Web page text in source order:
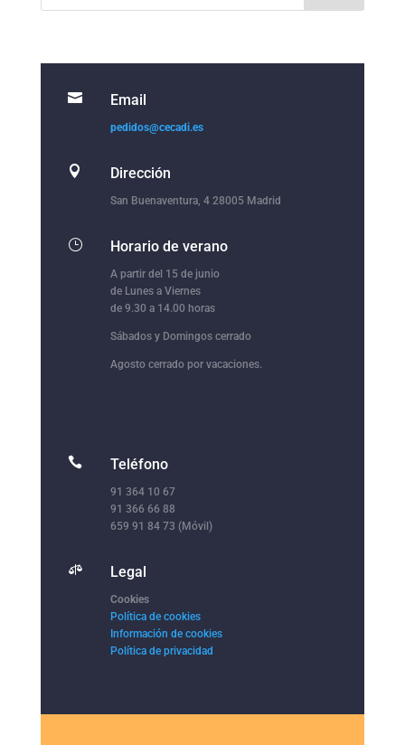
 Email
pedidos@cecadi.es
 Dirección
San Buenaventura, 4 28005 Madrid
} Horario de verano
A partir del 15 de junio
de Lunes a Viernes
de 9.30 a 14.00 horas
Sábados y Domingos cerrado
Agosto cerrado por vacaciones.
 Teléfono
91 364 10 67
91 366 66 88
659 91 84 73 (Móvil)
 Legal
Cookies
Política de cookies
Información de cookies
Política de privacidad